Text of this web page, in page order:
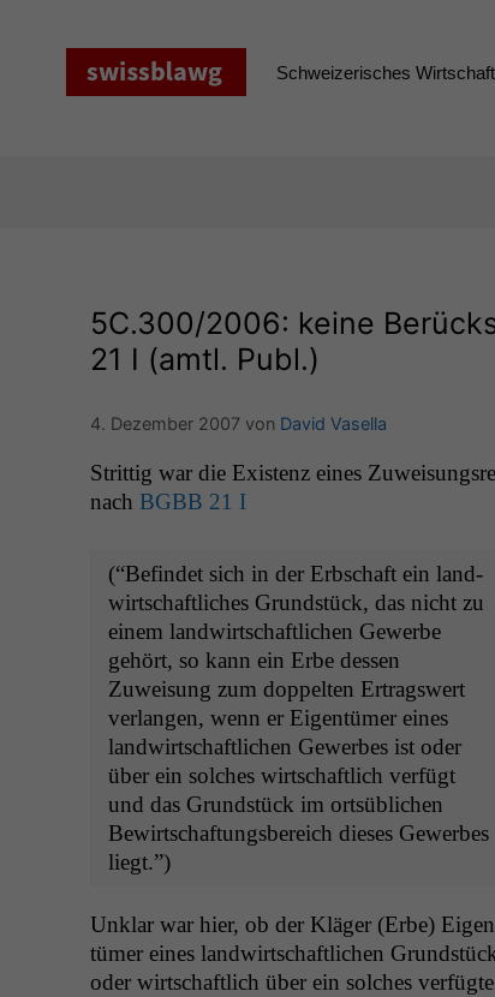
Schweizerisches
5C.300/2006: keine
21 I (amtl. Publ.)
4. Dezember 2007 von David Vasella
Strit­tig war die Exis­tenz eines
nach BGBB 21 I
(“Befind­et sich in der Erb­schaft ein land­
wirtschaftlich­es Grund­stück, das nicht zu
einem land­wirtschaftlichen Gewerbe
gehört, so kann ein Erbe dessen
Zuweisung zum dop­pel­ten Ertragswert
ver­lan­gen, wenn er Eigen­tümer eines
land­wirtschaftlichen Gewerbes ist oder
über ein solch­es wirtschaftlich ver­fügt
und das Grund­stück im ort­süblichen
Bewirtschaf­tungs­bere­ich dieses Gewerbes
liegt.”)
Unklar war hier, ob der Kläger (Erbe)
tümer eines land­wirtschaftlichen
oder wirtschaftlich über ein solch­es